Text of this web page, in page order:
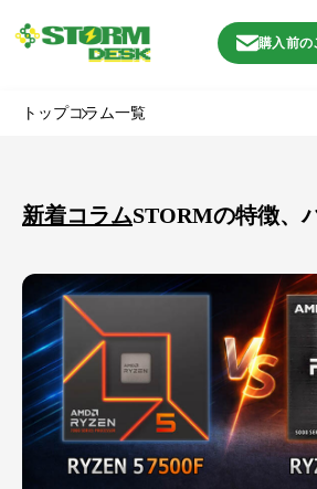
購入前の
トップコラム一覧
新着コラムSTORMの特徴、